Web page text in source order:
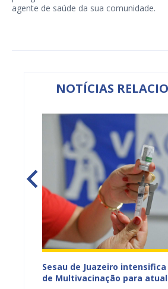
agente de saúde da sua comunidade.
NOTÍCIAS
Sesau de Juazeiro
de Multivacinação para